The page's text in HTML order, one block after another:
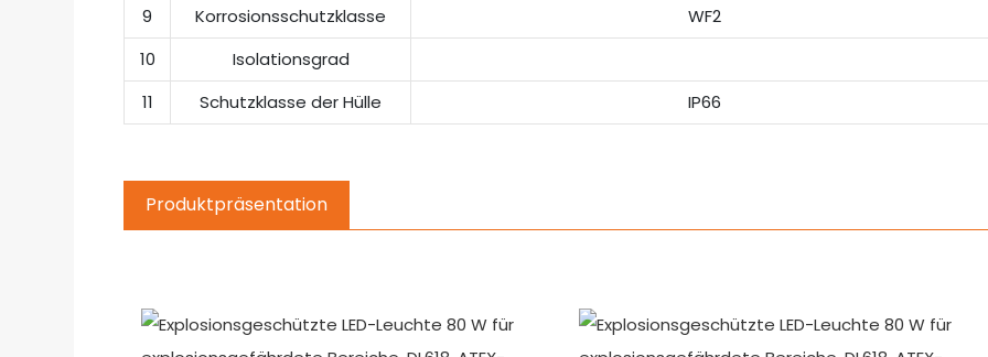
9
Korrosionsschutzklasse
WF2
10
Isolationsgrad
11
Schutzklasse der Hülle IP66
Produktpräsentation